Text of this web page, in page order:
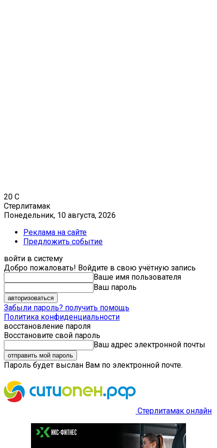
20 C
Стерлитамак
Понедельник, 10 августа, 2026
Реклама на сайте
Предложить событие
войти в систему
Добро пожаловать! Войдите в свою учётную запись
Ваше имя пользователя
Ваш пароль
Забыли пароль? получить помощь
Политика конфиденциальности
восстановление пароля
Восстановите свой пароль
Ваш адрес электронной почты
Пароль будет выслан Вам по электронной почте.
Стерлитамак онлайн